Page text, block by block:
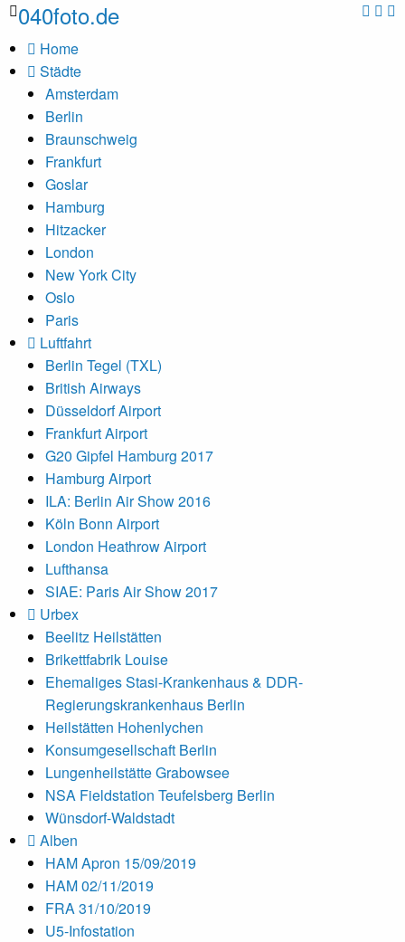
040foto.de
Home
Städte
Amsterdam
Berlin
Braunschweig
Frankfurt
Goslar
Hamburg
Hitzacker
London
New York City
Oslo
Paris
Luftfahrt
Berlin Tegel (TXL)
British Airways
Düsseldorf Airport
Frankfurt Airport
G20 Gipfel Hamburg 2017
Hamburg Airport
ILA: Berlin Air Show 2016
Köln Bonn Airport
London Heathrow Airport
Lufthansa
SIAE: Paris Air Show 2017
Urbex
Beelitz Heilstätten
Brikettfabrik Louise
Ehemaliges Stasi-Krankenhaus & DDR-
Regierungskrankenhaus Berlin
Heilstätten Hohenlychen
Konsumgesellschaft Berlin
Lungenheilstätte Grabowsee
NSA Fieldstation Teufelsberg Berlin
Wünsdorf-Waldstadt
Alben
HAM Apron 15/09/2019
HAM 02/11/2019
FRA 31/10/2019
U5-Infostation